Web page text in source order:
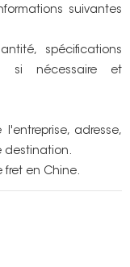
suivantes
spécifications
si nécessaire et
adresse,
destination.
fret en Chine.